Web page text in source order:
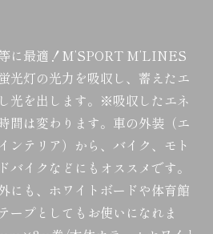
に最適！M’SPORT M’LINES
光灯の光力を吸収し、蓄えたエ
光を出します。※吸収したエネ
間は変わります。車の外装（エ
ンテリア）から、バイク、モト
バイクなどにもオススメです。
にも、ホワイトボードや体育館
ープとしてもお使いになれま